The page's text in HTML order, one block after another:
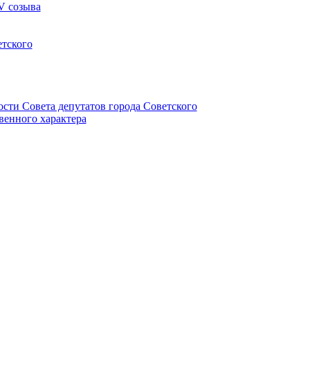
созыва
Совета депутатов города Советского
характера